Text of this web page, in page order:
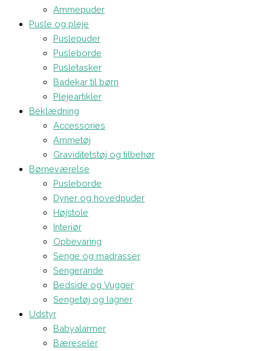
Ammepuder
Pusle og pleje
Puslepuder
Pusleborde
Pusletasker
Badekar til børn
Plejeartikler
Beklædning
Accessories
Ammetøj
Graviditetstøj og tilbehør
Børneværelse
Pusleborde
Dyner og hovedpuder
Højstole
Interiør
Opbevaring
Senge og madrasser
Sengerande
Bedside og Vugger
Sengetøj og lagner
Udstyr
Babyalarmer
Bæreseler